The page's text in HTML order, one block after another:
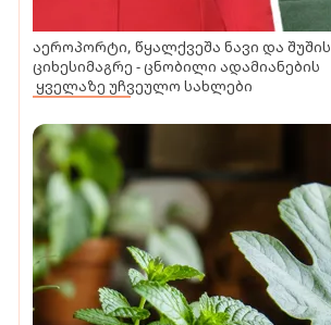
აეროპორტი, წყალქვეშა ნავი და შუშის
ციხესიმაგრე - ცნობილი ადამიანების
ყველაზე უჩვეულო სახლები